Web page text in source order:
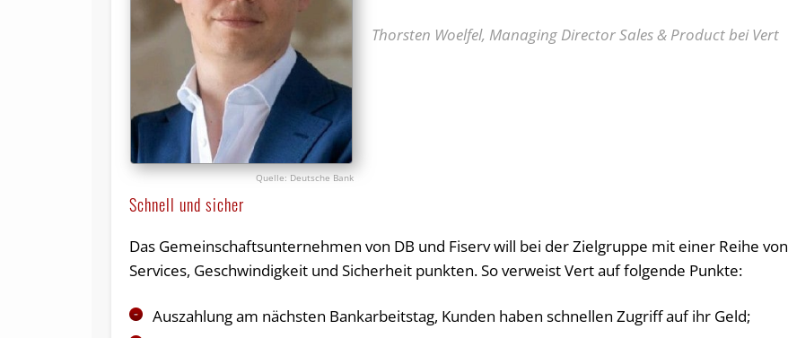
Deutsche Bank
Thorsten Woelfel, Managing Director Sales & Product bei Vert
Schnell und sicher
Das Gemeinschaftsunternehmen von DB und Fiserv will bei der Zielgruppe mit einer Reihe von
Services, Geschwindigkeit und Sicherheit punkten. So verweist Vert auf folgende Punkte:
Auszahlung am nächsten Bankarbeitstag, Kunden haben schnellen Zugriff auf ihr Geld;